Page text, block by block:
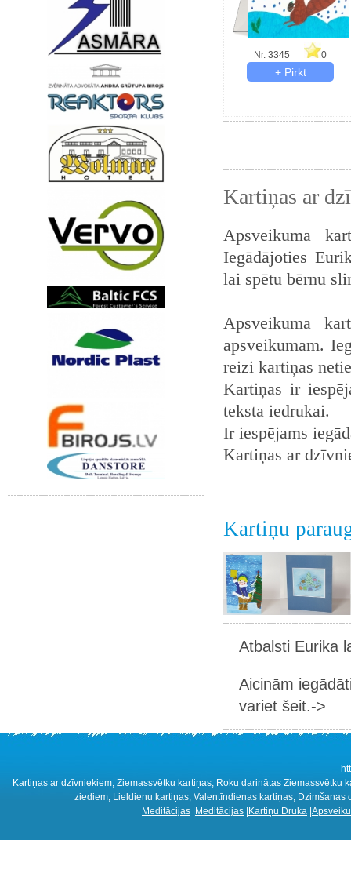
Nr. 3345 0
Kartiņas ar
Apsveikuma
Iegādājoties
lai spētu bērnu
Apsveikuma
apsveikumam.
reizi kartiņas
Kartiņas ir
teksta iedrukai.
Ir iespējams
Kartiņas ar
Kartiņu
Atbalsti Eurika
Aicinām
variet šeit.->
Kartiņas ar dzīvniekiem, Ziemassvētku kartiņas, Roku darinātas
ziediem, Lieldienu kartiņas, Valentīndienas kartiņas,
Meditācijas Meditācijas Kartiņu Druka